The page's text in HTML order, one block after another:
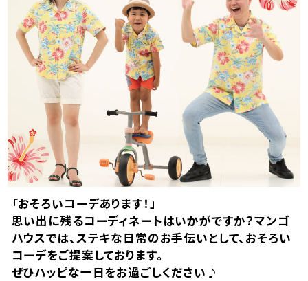
「おそろいコーデあります！」
思い出に残るコーディネートはいかがですか？マンゴ
ハウスでは、ステキな日常のお手伝いとして、おそろい
コーデをご提案しております。
ぜひハッピな一日をお過ごしください♪